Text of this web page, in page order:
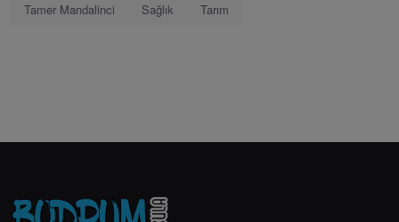
Tamer Mandalinci
Sağlık Tarım